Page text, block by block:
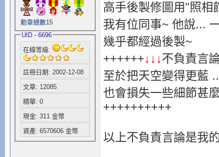
勳章總數15
UID - 6696
在線等級:
註冊日期: 2002-12-08
文章: 12085
精華: 0
現金: 311 金幣
資產: 6570606 金幣
高手後製修圖用"照相
我有位同事~ 他說...
幾乎都經過後製~
++++++↓↓↓不負責言
至於把天空變得更藍
也會損失一些細節甚
++++++++++
以上不負責言論是我